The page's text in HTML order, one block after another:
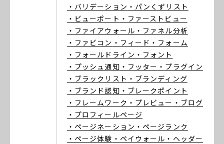
・バリデーション ・パンくずリスト
・ビューポート ・ファーストビュー
・ファイアウォール ・ファネル分析
・ファビコン ・フィード ・フォーム
・フォールドライン ・フォント
・プッシュ通知 ・フッター ・プラグイン
・ブラックリスト ・ブランディング
・ブランド認知 ・ブレークポイント
・フレームワーク ・プレビュー ・ブログ
・プロフィールページ
・ページネーション ・ページランク
・ページ体験 ・ペイウォール ・ヘッダー